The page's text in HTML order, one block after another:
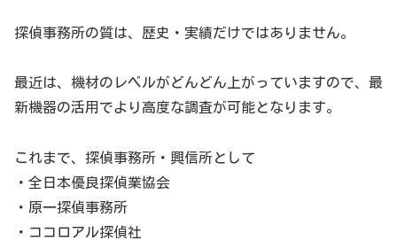
探偵事務所の質は、歴史・実績だけではありません。
最近は、機材のレベルがどんどん上がっていますので、最
新機器の活用でより高度な調査が可能となります。
これまで、探偵事務所・興信所として
・全日本優良探偵業協会
・原一探偵事務所
・ココロアル探偵社